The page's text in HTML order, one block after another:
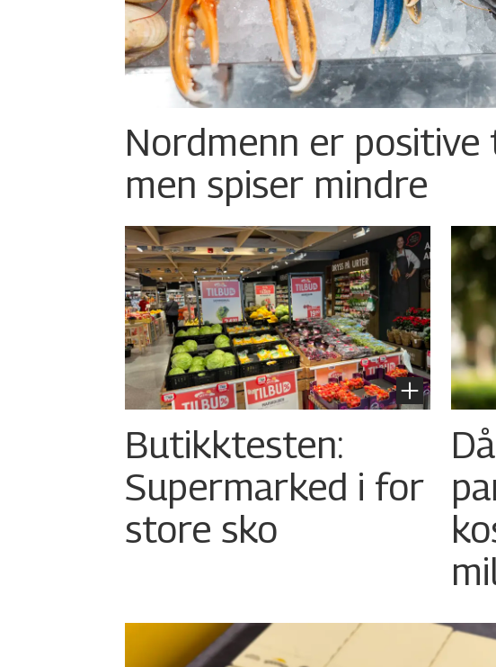
Nordmenn er positive
men spiser mindre
Butikktesten:
Supermarked i for
store sko